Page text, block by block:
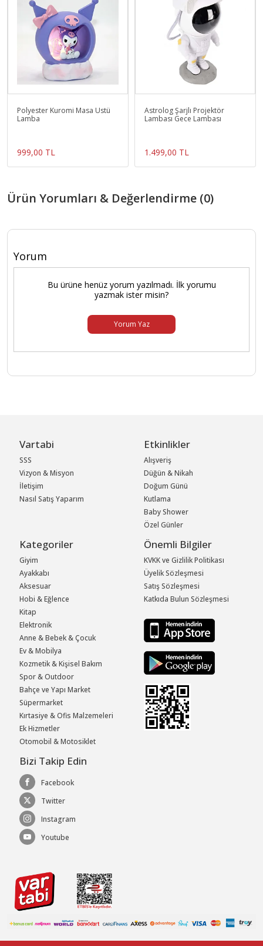
Polyester Kuromi Masa Üstü
Lamba
999,00 TL
Astrolog Şarjlı Projektör
Lambası Gece Lambası
1.499,00 TL
Ürün Yorumları & Değerlendirme (0)
Yorum
Bu ürüne henüz yorum yazılmadı. İlk yorumu
yazmak ister misin?
Yorum Yaz
Vartabi
SSS
Vizyon & Misyon
İletişim
Nasıl Satış Yaparım
Etkinlikler
Alışveriş
Düğün & Nikah
Doğum Günü
Kutlama
Baby Shower
Özel Günler
Kategoriler
Giyim
Ayakkabı
Aksesuar
Hobi & Eğlence
Kitap
Elektronik
Anne & Bebek & Çocuk
Ev & Mobilya
Kozmetik & Kişisel Bakım
Spor & Outdoor
Bahçe ve Yapı Market
Süpermarket
Kırtasiye & Ofis Malzemeleri
Ek Hizmetler
Otomobil & Motosiklet
Önemli Bilgiler
KVKK ve Gizlilik Politikası
Üyelik Sözleşmesi
Satış Sözleşmesi
Katkıda Bulun Sözleşmesi
Bizi Takip Edin
Facebook
Twitter
Instagram
Youtube